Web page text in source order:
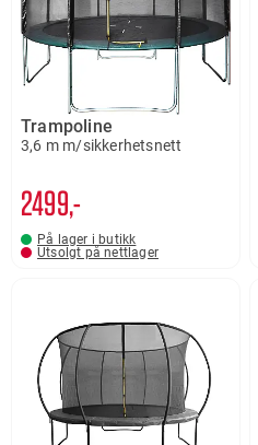
Trampoline
3,6 m m/sikkerhetsnett
2499,-
På lager i butikk
Utsolgt på nettlager